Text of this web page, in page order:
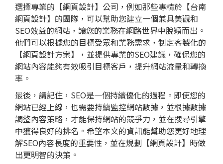
選擇專業的【網頁設計】公司，例如那些專精於【台南
網頁設計】的團隊，可以幫助您建立一個兼具美觀和
SEO效益的網站，讓您的業務在網路世界中脫穎而出。
他們可以根據您的目標受眾和業務需求，制定客製化的
【網頁設計方案】，並提供專業的SEO建議，確保您的
網站內容能夠有效吸引目標客戶，提升網站流量和轉換
率。
最後，請記住，SEO是一個持續優化的過程。即使您的
網站已經上線，也需要持續監控網站數據，並根據數據
調整內容策略，才能保持網站的競爭力，並在搜尋引擎
中獲得良好的排名。希望本文的資訊能幫助您更好地理
解SEO內容長度的重要性，並在規劃【網頁設計】時做
出更明智的決策。